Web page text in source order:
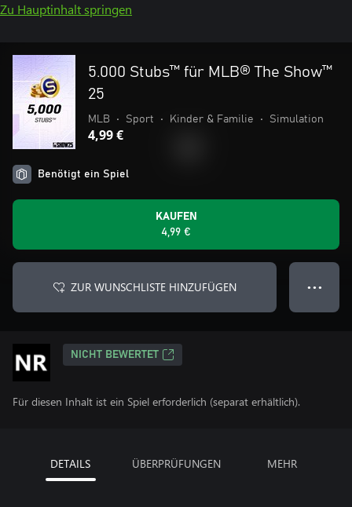
Zu Hauptinhalt springen
5.000 Stubs™ für MLB® The Show™
25
MLB • Sport • Kinder & Familie • Simulation
4,99 €
Benötigt ein Spiel
KAUFEN
4,99 €
ZUR WUNSCHLISTE HINZUFÜGEN ● ● ●
NICHT BEWERTET
Für diesen Inhalt ist ein Spiel erforderlich (separat erhältlich).
DETAILS ÜBERPRÜFUNGEN MEHR